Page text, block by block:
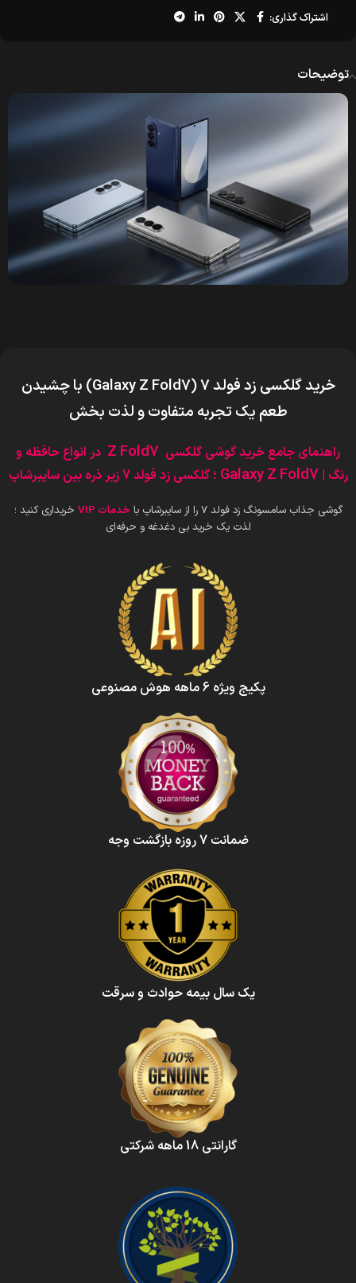
اشتراک گذاری:
توضیحات
خرید گلکسی زد فولد 7 ( Galaxy Z Fold7) با چشیدن
طعم یک تجربه متفاوت و لذت بخش
راهنمای جامع خرید گوشی گلکسی
در انواع حافظه و
رنگ |Galaxy Z Fold7 ؛ گلکسی زد فولد 7 زیر ذره بین سایبرشاپ
گوشی جذاب سامسونگ زد فولد 7 را از سایبرشاپ با خدمات VIP
خریداری کنید ؛
لذت یک خرید بی دغدغه و حرفه‌ای
پکیج ویژه 6 ماهه هوش‌ مصنوعی‌
ضمانت 7 روزه بازگشت وجه
یک سال بیمه حوادث و سرقت
گارانتی 18 ماهه شرکتی